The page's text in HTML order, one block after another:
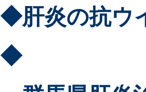
◆肝炎の抗ウ
◆